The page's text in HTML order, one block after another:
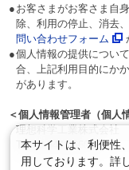
● お客さまがお客さま自
除、利用の停止、消去
問い合わせフォーム
●個人情報の提供につい
合、上記利用目的にか
があります。
＜個人情報管理者（個人
理想科学工業株式会社
Tel:03-5441-6602
本サイトは、利便性
用しております。詳